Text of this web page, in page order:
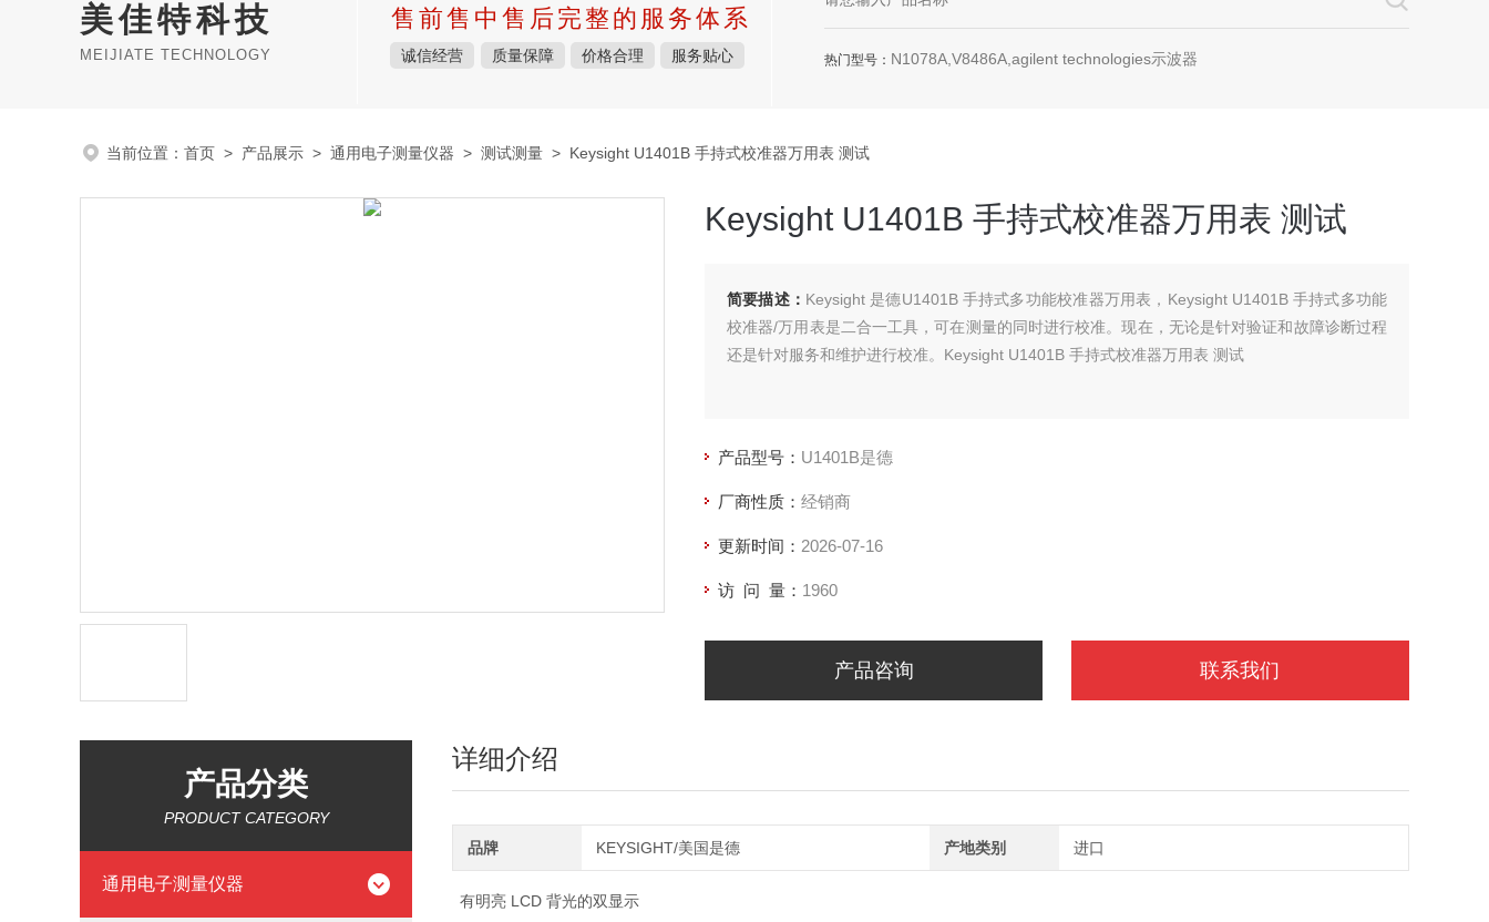
美佳特科技
MEIJIATE TECHNOLOGY
售前售中售后完整的服务体系
诚信经营 质量保障 价格合理 服务贴心 热门型号： N1078A,V8486A,agilent technologies示波器
当前位置： 首页 > 产品展示 > 通用电子测量仪器 > 测试测量 > Keysight U1401B 手持式校准器万用表 测试
Keysight U1401B 手持式校准器万用表 测试
简要描述： Keysight 是德U1401B 手持式多功能校准器万用表，Keysight U1401B 手持式多功能
校准器/万用表是二合一工具，可在测量的同时进行校准。现在，无论是针对验证和故障诊断过程
还是针对服务和维护进行校准。Keysight U1401B 手持式校准器万用表 测试
产品型号： U1401B是德
厂商性质： 经销商
更新时间： 2026-07-16
访 问 量： 1960
产品咨询 联系我们
产品分类
PRODUCT CATEGORY
通用电子测量仪器
详细介绍
品牌 KEYSIGHT/美国是德 产地类别 进口
有明亮 LCD 背光的双显示